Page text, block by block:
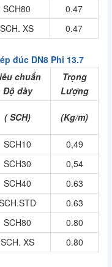
SCH80
0.47
SCH. XS 0.47
đúc DN8 Phi 13.7
chuẩn
Độ dày
Trọng
Lượng
( SCH) (Kg/m)
SCH10
0,49
SCH30
0,54
SCH40
0.63
0.63
SCH80
0.80
SCH. XS 0.80